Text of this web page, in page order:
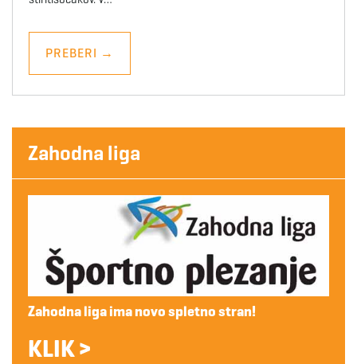
PREBERI →
Zahodna liga
Zahodna liga ima novo spletno stran!
KLIK >